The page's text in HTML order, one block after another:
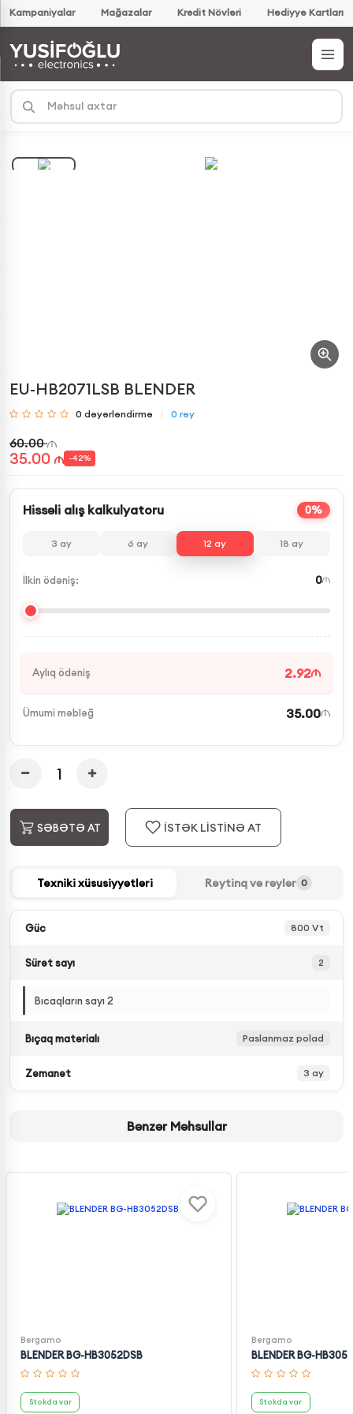
Kampaniyalar Mağazalar Kredit Növləri Hədiyyə Kartları
EU-HB2071LSB BLENDER
0 dəyərləndirmə 0 rəy
60.00
35.00 -42%
Hissəli alış kalkulyatoru 0%
3 ay 6 ay 12 ay 18 ay
İlkin ödəniş: 0
Aylıq ödəniş 2.92
Ümumi məbləğ 35.00
SƏBƏTƏ AT İSTƏK LİSTİNƏ AT
Texniki xüsusiyyətləri Reytinq və rəylər 0
Güc 800 Vt
Sürət sayı 2
Bıcaqların sayı 2
Bıçaq materialı Paslanmaz polad
Zəmanət 3 ay
Bənzər Məhsullar
Bergamo
BLENDER BG-HB3052DSB
Stokda var
Bergamo
BLENDER BG-
Stokda var